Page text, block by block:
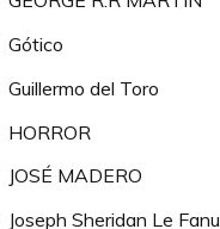
Gótico
Guillermo del Toro
HORROR
JOSÉ MADERO
Joseph Sheridan Le Fanu